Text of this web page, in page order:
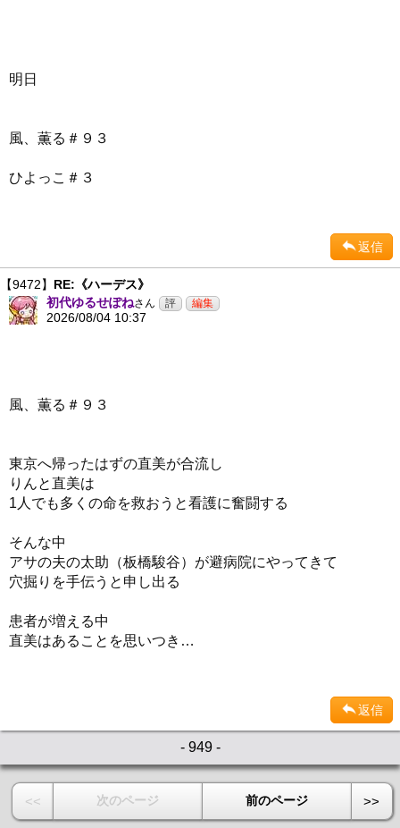
明日
風、薫る＃９３
ひよっこ＃３
返信
【9472】 RE:《ハーデス》
初代ゆるせぽねさん
2026/08/04 10:37
風、薫る＃９３
東京へ帰ったはずの直美が合流し
りんと直美は
1人でも多くの命を救おうと看護に奮闘する
そんな中
アサの夫の太助（板橋駿谷）が避病院にやってきて
穴掘りを手伝うと申し出る
患者が増える中
直美はあることを思いつき…
返信
- 949 -
<< 次のページ 前のページ >>